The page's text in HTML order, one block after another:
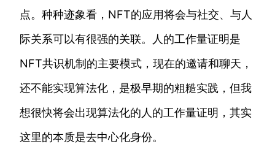
点。种种迹象看，NFT的应用将会与社交、与人
际关系可以有很强的关联。人的工作量证明是
NFT共识机制的主要模式，现在的邀请和聊天，
还不能实现算法化，是极早期的粗糙实践，但我
想很快将会出现算法化的人的工作量证明，其实
这里的本质是去中心化身份。